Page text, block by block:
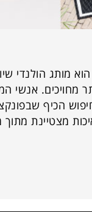
מחויכים. אנשי
הכיף
מצטיינת